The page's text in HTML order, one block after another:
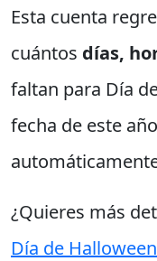
Esta cuenta
cuántos días,
faltan para Día
fecha de este
¿Quieres más
Día de Halloween